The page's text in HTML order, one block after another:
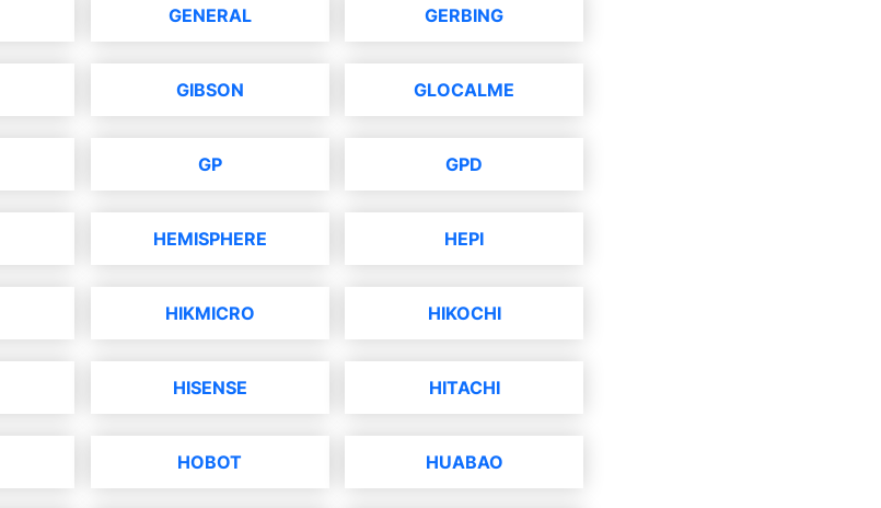
GENERAL GERBING
GIBSON GLOCALME
GP GPD
HEMISPHERE HEPI
HIKMICRO HIKOCHI
HISENSE HITACHI
HOBOT HUABAO